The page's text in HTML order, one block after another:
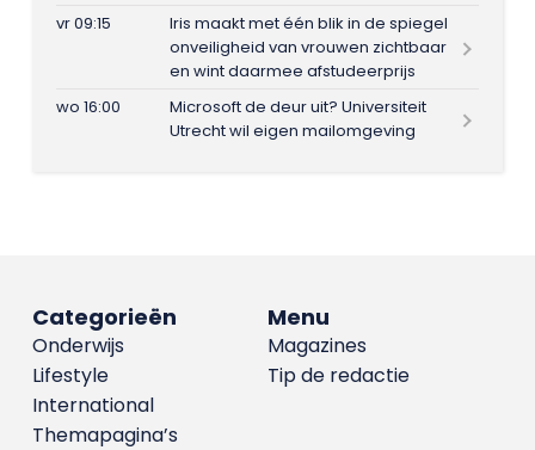
vr 09:15
Iris maakt met één blik in de spiegel
onveiligheid van vrouwen zichtbaar
en wint daarmee afstudeerprijs
wo 16:00
Microsoft de deur uit? Universiteit
Utrecht wil eigen mailomgeving
Menu
Magazines
Tip de redactie
Categorieën
Onderwijs
Lifestyle
International
Themapagina’s